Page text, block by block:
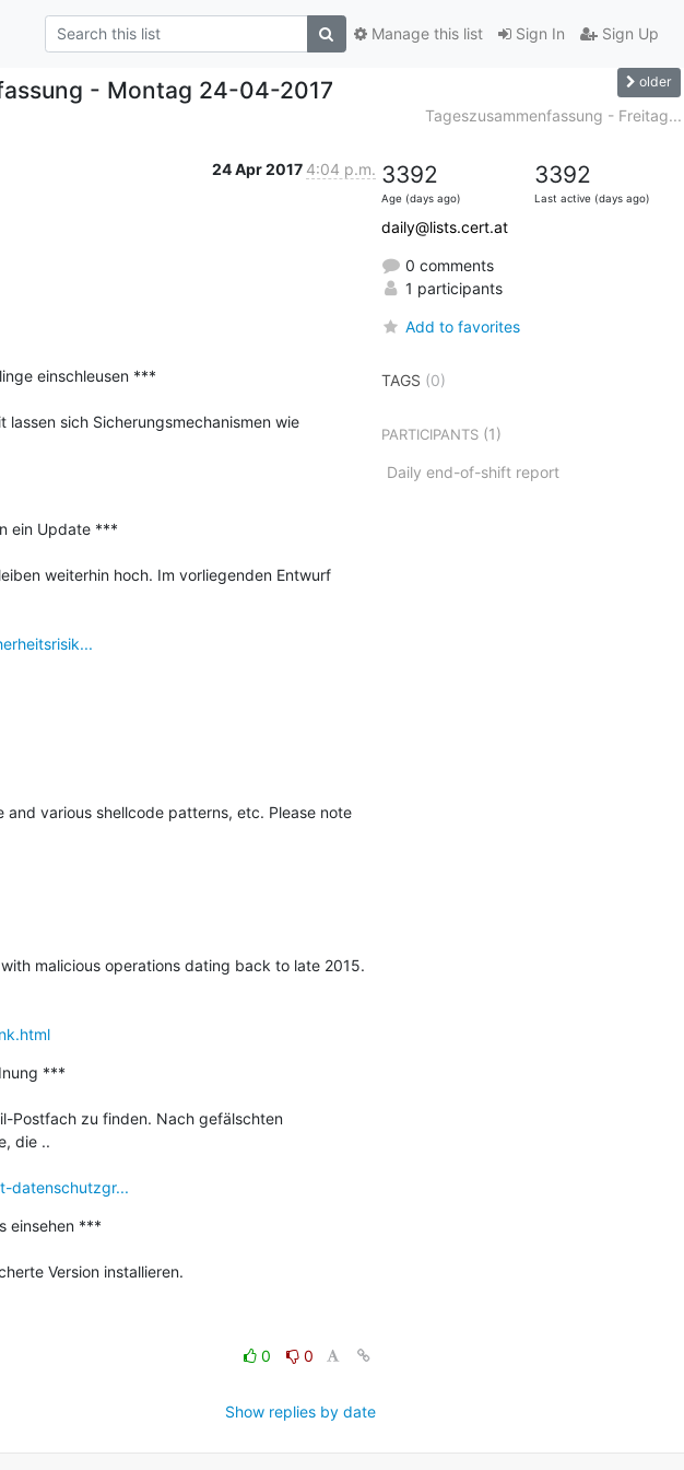
Sign In Sign Up
Manage this list
- Montag 24-04-2017 older
Tageszusammenfassung - Freitag...
24 Apr 2017 4:04 p.m.
einschleusen ***
sich Sicherungsmechanismen wie
ein Update ***
weiterhin hoch. Im vorliegenden Entwurf
various shellcode patterns, etc. Please note
malicious operations dating back to late 2015.
***
Postfach zu finden. Nach gefälschten
die ..
datenschutzgr...
einsehen ***
Version installieren.
0 0
Show replies by date
3392
Age (days ago)
3392
Last active (days ago)
daily@lists.cert.at
0 comments
1 participants
Add to favorites
TAGS (0)
PARTICIPANTS(1)
Daily end-of-shift report